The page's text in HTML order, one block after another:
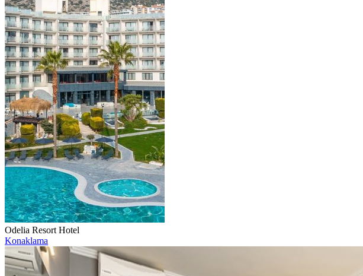
Odelia Resort Hotel
Konaklama